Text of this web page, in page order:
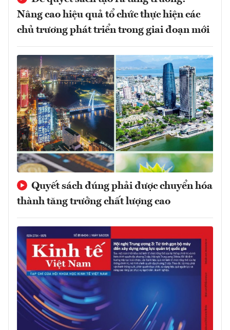
Nâng cao hiệu quả tổ chức thực hiện các
chủ trương phát triển trong giai đoạn mới
Quyết sách đúng phải được chuyển hóa
thành tăng trưởng chất lượng cao